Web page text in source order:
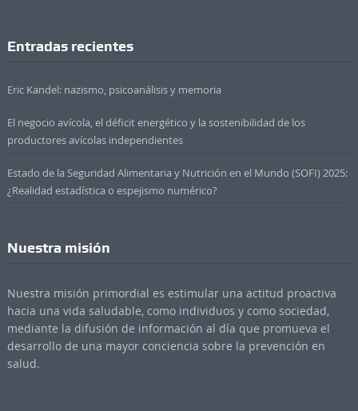
Entradas recientes
Eric Kandel: nazismo, psicoanálisis y memoria
El negocio avícola, el déficit energético y la sostenibilidad de los
productores avícolas independientes
Estado de la Seguridad Alimentaria y Nutrición en el Mundo (SOFI) 2025:
¿Realidad estadística o espejismo numérico?
Nuestra misión
Nuestra misión primordial es estimular una actitud proactiva
hacia una vida saludable, como individuos y como sociedad,
mediante la difusión de información al día que promueva el
desarrollo de una mayor conciencia sobre la prevención en
salud.